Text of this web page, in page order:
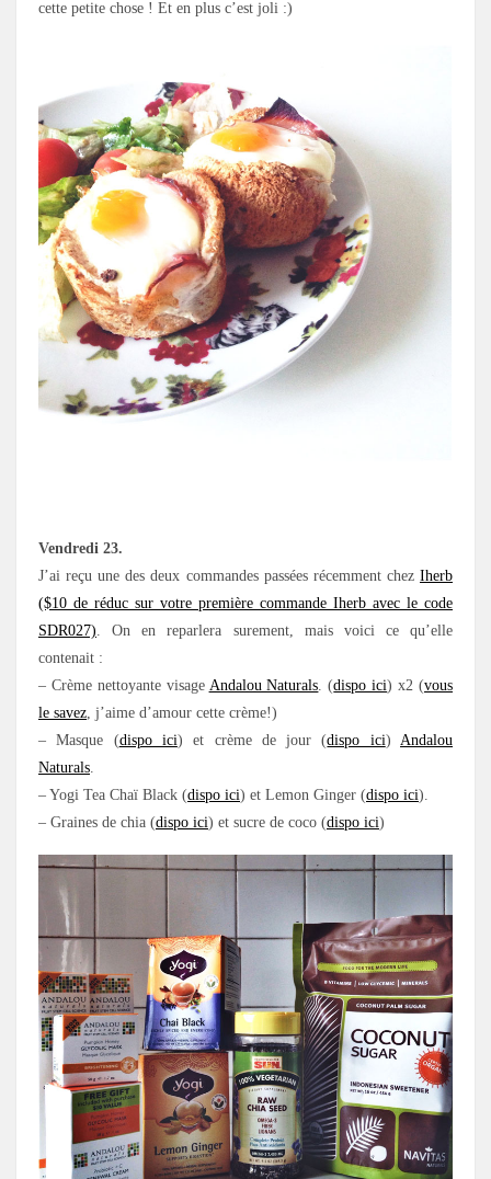
cette petite chose ! Et en plus c’est joli :)
Vendredi 23.
J’ai reçu une des deux commandes passées récemment chez Iherb
($10 de réduc sur votre première commande Iherb avec le code
SDR027). On en reparlera surement, mais voici ce qu’elle
contenait :
– Crème nettoyante visage Andalou Naturals. (dispo ici) x2 (vous
le savez, j’aime d’amour cette crème!)
– Masque (dispo ici) et crème de jour (dispo ici)Andalou
Naturals.
– Yogi Tea Chaï Black (dispo ici) et Lemon Ginger (dispo ici).
– Graines de chia (dispo ici) et sucre de coco (dispo ici)